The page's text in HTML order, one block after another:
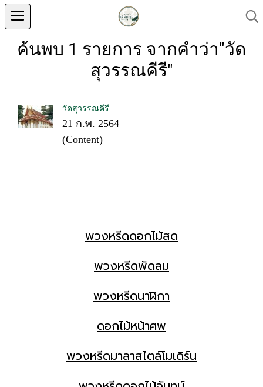
ค้นพบ 1 รายการ จากคำว่า"วัด
สุวรรณคีรี"
วัดสุวรรณคีรี
21 ก.พ. 2564
(Content)
พวงหรีดดอกไม้สด
พวงหรีดพัดลม
พวงหรีดนาฬิกา
ดอกไม้หน้าศพ
พวงหรีดมาลาสไตล์โมเดิร์น